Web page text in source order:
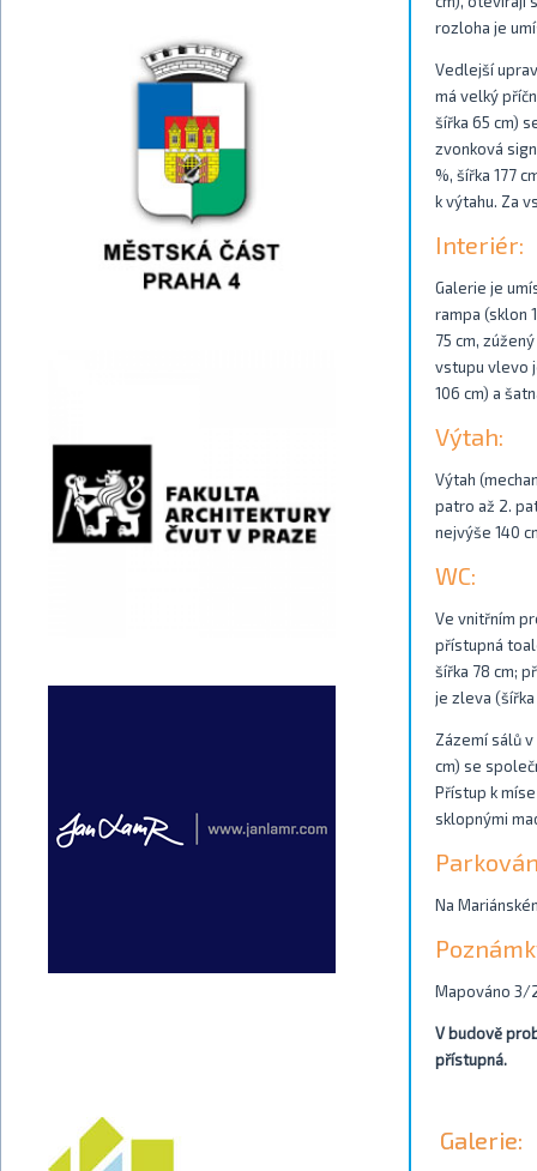
rozloha je
Vedlejší
má velký
šířka 65 cm)
zvonková
%, šířka 177
k výtahu. Za
Interiér:
Galerie je
rampa (sklon
75 cm,
vstupu vlevo
106 cm) a
Výtah:
Výtah
patro až 2.
nejvýše 140
WC:
Ve vnitřním
přístupná
šířka 78 cm;
je zleva (šířka
Zázemí sálů
cm) se
Přístup k
sklopnými
Na
Mapováno 3/
V budově
přístupná.
Galerie: